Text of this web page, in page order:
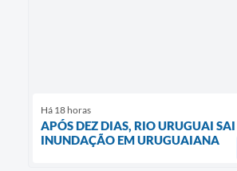
Há 18 horas
APÓS DEZ DIAS, RIO URUGUAI
INUNDAÇÃO EM URUGUAIANA